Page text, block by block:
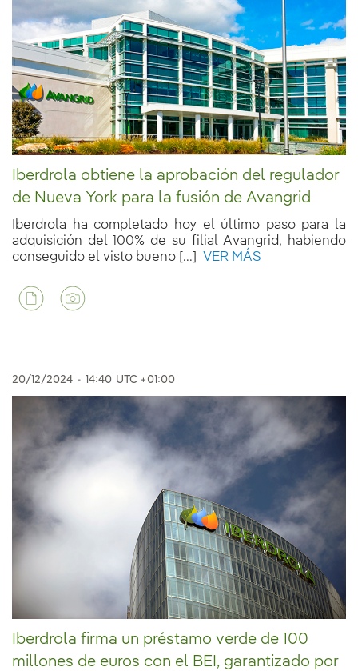
Iberdrola obtiene la aprobación del regulador
de Nueva York para la fusión de Avangrid
Iberdrola ha completado hoy el último paso para la
adquisición del 100% de su filial Avangrid, habiendo
conseguido el visto bueno [...]
VER MÁS
20/12/2024 - 14:40 UTC +01:00
Iberdrola firma un préstamo verde de 100
millones de euros con el BEI, garantizado por